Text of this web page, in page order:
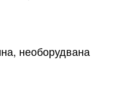
необорудвана